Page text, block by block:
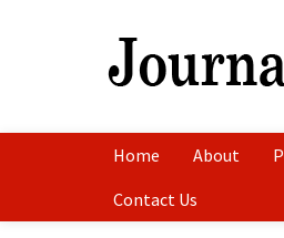
Home About
Contact Us